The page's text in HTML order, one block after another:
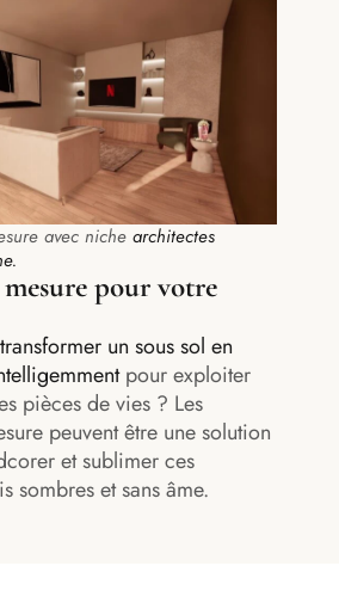
avec nichearchitectes
pour votre
transformer un sous sol en
pour exploiter
pièces de vies ? Les
peuvent être une solution
et sublimer ces
sombres et sans âme.